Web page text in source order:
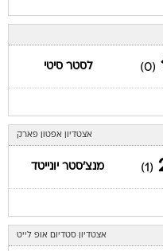
(0) לסטר סיטי
אצטדיון אפטון פארק
(1) מנצ'סטר יונייטד
אצטדיון סטדיום אופ לייט